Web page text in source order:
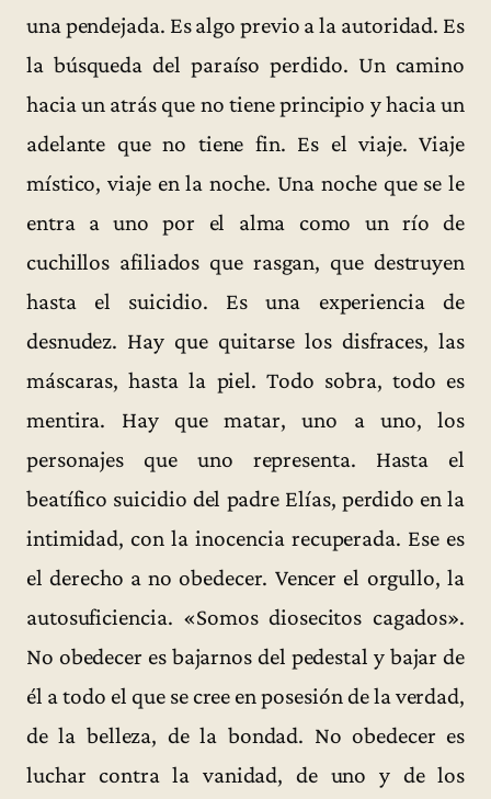
una pendejada. Es algo previo a la autoridad. Es
la búsqueda del paraíso perdido. Un camino
hacia un atrás que no tiene principio y hacia un
adelante que no tiene fin. Es el viaje. Viaje
místico, viaje en la noche. Una noche que se le
entra a uno por el alma como un río de
cuchillos afiliados que rasgan, que destruyen
hasta el suicidio. Es una experiencia de
desnudez. Hay que quitarse los disfraces, las
máscaras, hasta la piel. Todo sobra, todo es
mentira. Hay que matar, uno a uno, los
personajes que uno representa. Hasta el
beatífico suicidio del padre Elías, perdido en la
intimidad, con la inocencia recuperada. Ese es
el derecho a no obedecer. Vencer el orgullo, la
autosuficiencia. «Somos diosecitos cagados».
No obedecer es bajarnos del pedestal y bajar de
él a todo el que se cree en posesión de la verdad,
de la belleza, de la bondad. No obedecer es
luchar contra la vanidad, de uno y de los